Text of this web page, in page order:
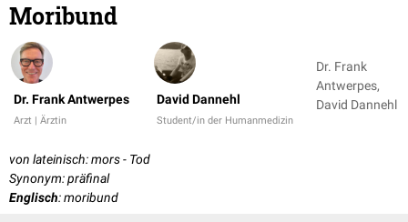
Moribund
Dr. Frank Antwerpes
Arzt | Ärztin
David Dannehl
Student/in der Humanmedizin
Dr. Frank
Antwerpes,
David Dannehl
von lateinisch: mors - Tod
Synonym: präfinal
Englisch: moribund